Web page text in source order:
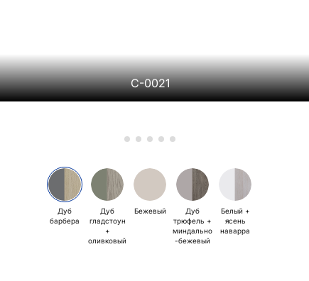
С-0021
Дуб
барбера
Дуб
гладстоун
+
оливковый
Бежевый
Дуб
трюфель +
миндально
-бежевый
Белый +
ясень
наварра